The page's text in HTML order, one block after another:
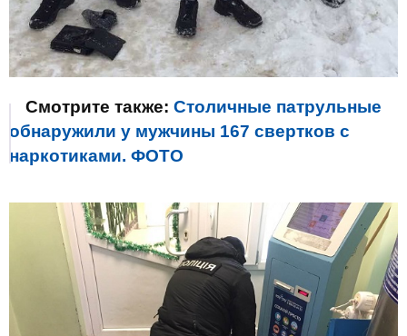
Смотрите также: Столичные патрульные
обнаружили у мужчины 167 свертков с
наркотиками. ФОТО